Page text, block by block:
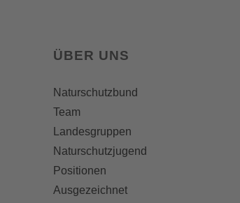
ÜBER UNS
Naturschutzbund
Team
Landesgruppen
Naturschutzjugend
Positionen
Ausgezeichnet